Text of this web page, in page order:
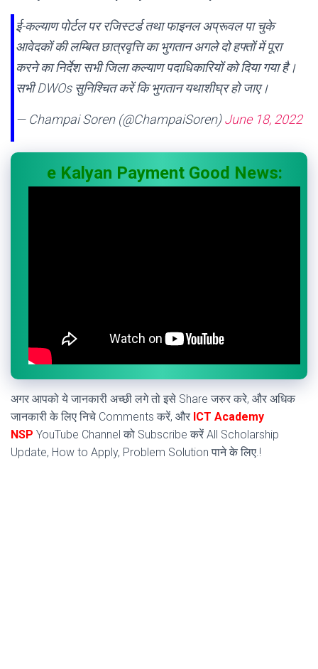
ई-कल्याण पोर्टल पर रजिस्टर्ड तथा फाइनल अप्रूवल पा चुके
आवेदकों की लम्बित छात्रवृत्ति का भुगतान अगले दो हफ्तों में पूरा
करने का निर्देश सभी जिला कल्याण पदाधिकारियों को दिया गया है।
सभी DWOs सुनिश्चित करें कि भुगतान यथाशीघ्र हो जाए।
— Champai Soren (@ChampaiSoren)June 18, 2022
e Kalyan Payment Good News:
अगर आपको ये जानकारी अच्छी लगे तो इसे Share जरुर करे, और अधिक
जानकारी के लिए निचे Comments करें, और ICT Academy
NSP YouTube Channel को Subscribe करें All Scholarship
Update, How to Apply, Problem Solution पाने के लिए.!